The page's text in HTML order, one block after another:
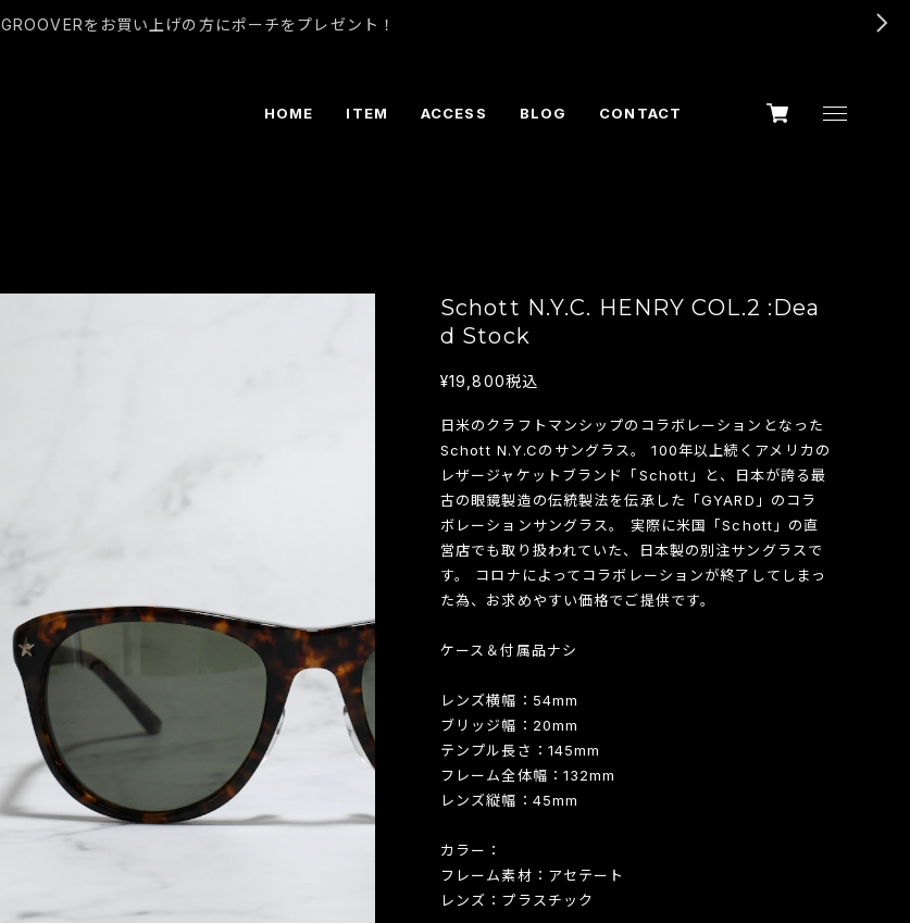
GROOVERをお買い上げの方にポーチをプレゼント！
HOME ITEM ACCESS BLOG CONTACT
Schott N.Y.C. HENRY COL.2 :Dea
d Stock
¥19,800税込
日米のクラフトマンシップのコラボレーションとなった
Schott N.Y.Cのサングラス。 100年以上続くアメリカの
レザージャケットブランド「Schott」と、日本が誇る最
古の眼鏡製造の伝統製法を伝承した「GYARD」のコラ
ボレーションサングラス。 実際に米国「Schott」の直
営店でも取り扱われていた、日本製の別注サングラスで
す。 コロナによってコラボレーションが終了してしまっ
た為、お求めやすい価格でご提供です。
ケース＆付属品ナシ
レンズ横幅：54mm
ブリッジ幅：20mm
テンプル長さ：145mm
フレーム全体幅：132mm
レンズ縦幅：45mm
カラー：
フレーム素材：アセテート
レンズ：プラスチック